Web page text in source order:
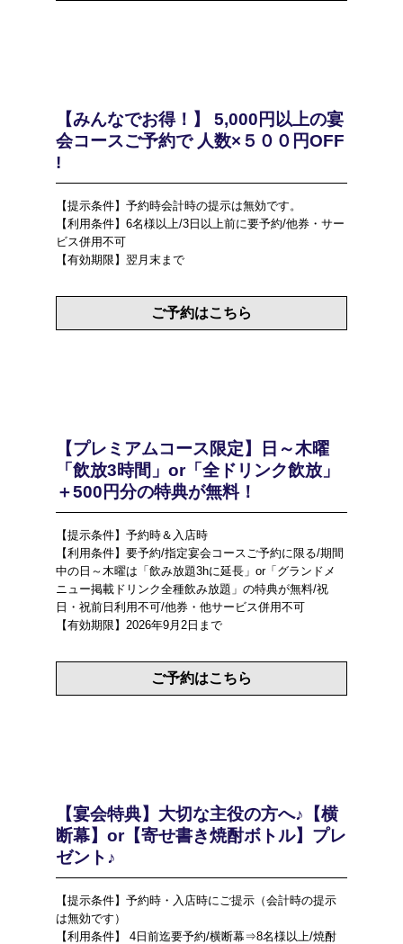
【みんなでお得！】 5,000円以上の宴
会コースご予約で 人数×５００円OFF
!
【提示条件】予約時会計時の提示は無効です。
【利用条件】6名様以上/3日以上前に要予約/他券・サー
ビス併用不可
【有効期限】翌月末まで
ご予約はこちら
【プレミアムコース限定】日～木曜
「飲放3時間」or「全ドリンク飲放」
＋500円分の特典が無料！
【提示条件】予約時＆入店時
【利用条件】要予約/指定宴会コースご予約に限る/期間
中の日～木曜は「飲み放題3hに延長」or「グランドメ
ニュー掲載ドリンク全種飲み放題」の特典が無料/祝
日・祝前日利用不可/他券・他サービス併用不可
【有効期限】2026年9月2日まで
ご予約はこちら
【宴会特典】大切な主役の方へ♪【横
断幕】or【寄せ書き焼酎ボトル】プレ
ゼント♪
【提示条件】予約時・入店時にご提示（会計時の提示
は無効です）
【利用条件】 4日前迄要予約/横断幕⇒8名様以上/焼酎